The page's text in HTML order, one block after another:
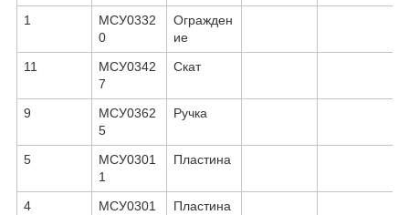
1
МСУ0332
0
Огражден
ие
11
МСУ0342
7
Скат
9
МСУ0362
5
Ручка
5
МСУ0301
1
Пластина
4
МСУ0301
Пластина